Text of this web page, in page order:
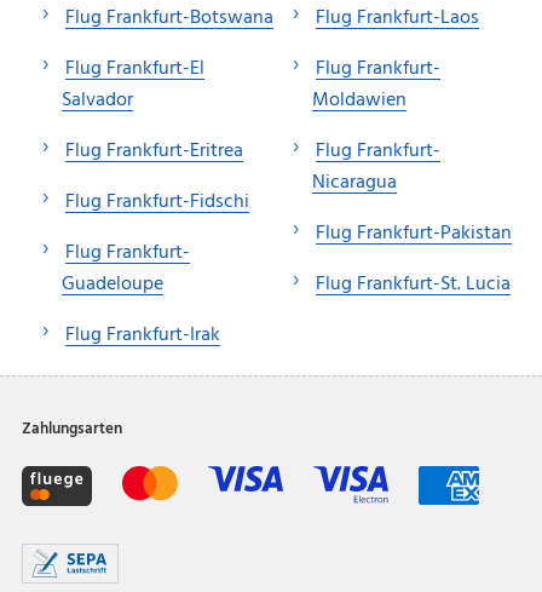
Flug Frankfurt-Botswana
Flug Frankfurt-El
Salvador
Flug Frankfurt-Eritrea
Flug Frankfurt-Fidschi
Flug Frankfurt-
Guadeloupe
Flug Frankfurt-Irak
Flug Frankfurt-Laos
Flug Frankfurt-
Moldawien
Flug Frankfurt-
Nicaragua
Flug Frankfurt-Pakistan
Flug Frankfurt-St. Lucia